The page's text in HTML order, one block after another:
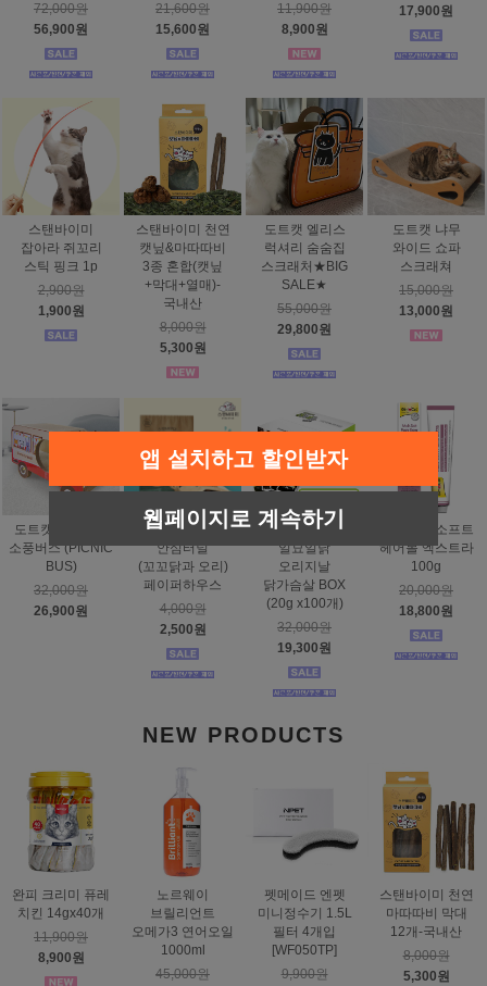
72,000원
56,900원
21,600원
15,600원
11,900원
8,900원
17,900원
스탠바이미
잡아라 쥐꼬리
스틱 핑크 1p
2,900원
1,900원
스탠바이미 천연
캣닢&마따따비
3종 혼합(캣닢
+막대+열매)-
국내산
8,000원
5,300원
도트캣 엘리스
럭셔리 숨숨집
스크래처★BIG
SALE★
55,000원
29,800원
도트캣 냐무
와이드 쇼파
스크래쳐
15,000원
13,000원
도트캣 스크래처
소풍버스 (PICNIC
BUS)
32,000원
26,900원
스탠바이미
안심터널
(꼬꼬닭과 오리)
페이퍼하우스
4,000원
2,500원
태비토퍼
일묘일닭
오리지날
닭가슴살 BOX
(20g x100개)
32,000원
19,300원
짐펫 몰트소프트
헤어볼 엑스트라
100g
20,000원
18,800원
NEW PRODUCTS
완피 크리미 퓨레
치킨 14gx40개
11,900원
8,900원
노르웨이
브릴리언트
오메가3 연어오일
1000ml
45,000원
펫메이드 엔펫
미니정수기 1.5L
필터 4개입
[WF050TP]
9,900원
스탠바이미 천연
마따따비 막대
12개-국내산
8,000원
5,300원
앱 설치하고 할인받자
웹페이지로 계속하기